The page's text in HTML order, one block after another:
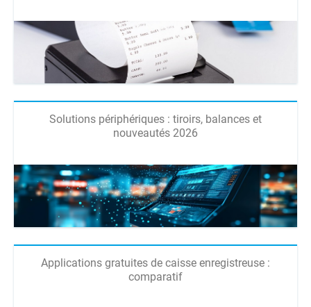
Solutions périphériques : tiroirs, balances et
nouveautés 2026
Applications gratuites de caisse enregistreuse :
comparatif